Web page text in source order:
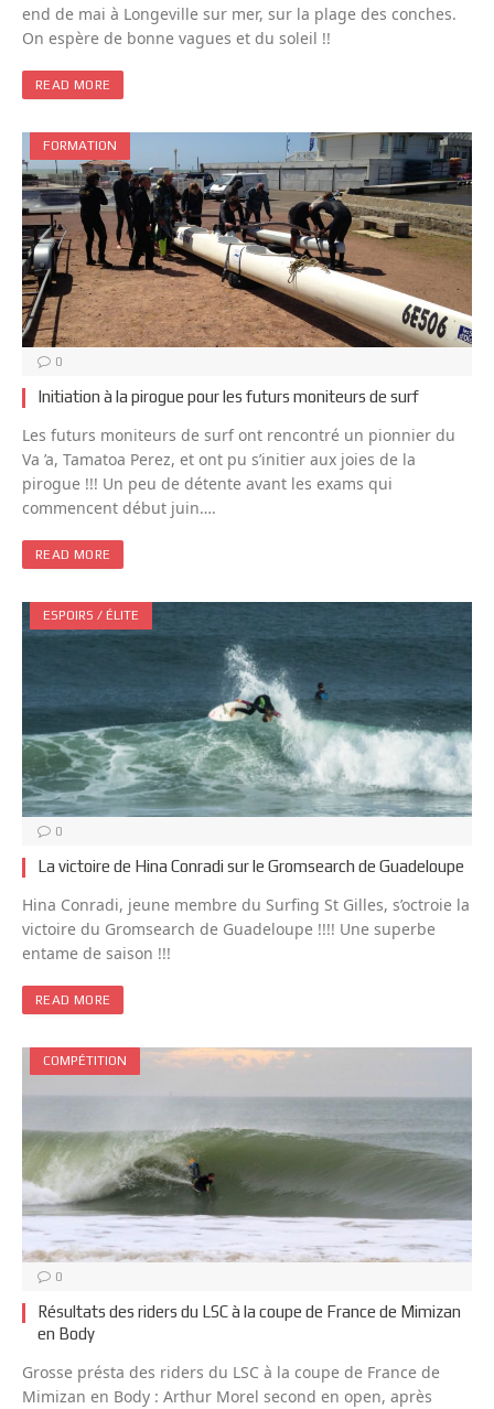
end de mai à Longeville sur mer, sur la plage des conches.
On espère de bonne vagues et du soleil !!
READ MORE
FORMATION
0
Initiation à la pirogue pour les futurs moniteurs de surf
Les futurs moniteurs de surf ont rencontré un pionnier du
Va ’a, Tamatoa Perez, et ont pu s’initier aux joies de la
pirogue !!! Un peu de détente avant les exams qui
commencent début juin….
READ MORE
ESPOIRS / ÉLITE
0
La victoire de Hina Conradi sur le Gromsearch de Guadeloupe
Hina Conradi, jeune membre du Surfing St Gilles, s’octroie la
victoire du Gromsearch de Guadeloupe !!!! Une superbe
entame de saison !!!
READ MORE
COMPÉTITION
0
Résultats des riders du LSC à la coupe de France de Mimizan
en Body
Grosse présta des riders du LSC à la coupe de France de
Mimizan en Body : Arthur Morel second en open, après